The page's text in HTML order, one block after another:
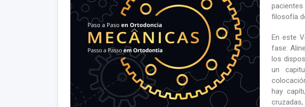
filosofía
En este
fase:
los
un
hay